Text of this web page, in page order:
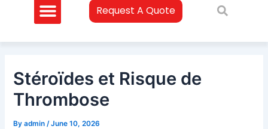
Request A Quote
Stéroïdes et Risque de
Thrombose
Byadmin/June 10, 2026